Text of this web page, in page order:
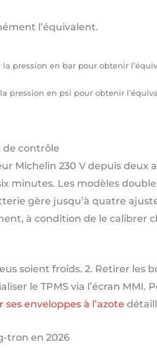
l’équivalent.
la pression en bar pour obtenir
pression en psi pour obtenir
de contrôle
Michelin 230 V depuis deux
minutes. Les modèles
gère jusqu’à quatre
à condition de le calibrer
soient froids. 2. Retirer les
le TPMS via l’écran MMI.
ses enveloppes à l’azote
tron en 2026